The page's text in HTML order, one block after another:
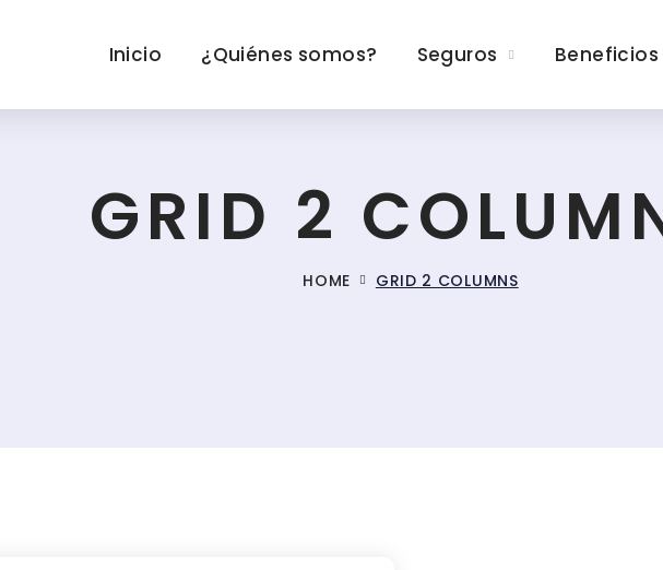
Inicio ¿Quiénes somos? Seguros Beneficios
GRID 2
HOME GRID 2 COLUMNS